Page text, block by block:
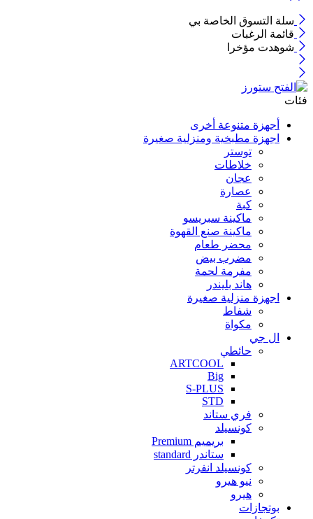
سلة التسوق الخاصة بي
قائمة الرغبات
شوهدت مؤخرا
فئات
أجهزة متنوعة أخرى
اجهزة مطبخية ومنزلية صغيرة
توستر
خلاطات
عجان
عصارة
كبة
ماكينة سبريسو
ماكينة صنع القهوة
محضر طعام
مضرب بيض
مفرمة لحمة
هاند بليندر
اجهزة منزلية صغيرة
شفاط
مكواة
ال جي
حائطي
ARTCOOL
Big
S-PLUS
STD
فري ستاند
كونسيلد
بريميم Premium
ستاندر standard
كونسيلد انفرتر
نيو هيرو
هيرو
بوتجازات